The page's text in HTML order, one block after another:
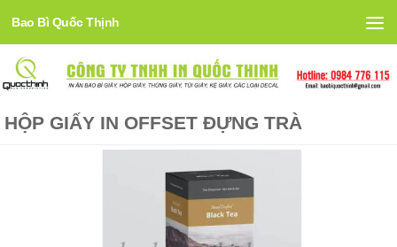
Skip to content
Bao Bì Quốc Thịnh
HỘP GIẤY IN OFFSET ĐỰNG TRÀ